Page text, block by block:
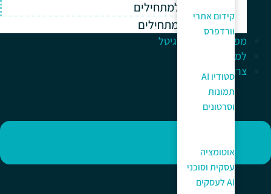
קידום אתרי
וורדפרס
סטודיו AI
תמונות
וסרטונים
אוטומציה
עסקית וסוכני
AI לעסקים
וורדפרס למתחילים
ווקומרס למתחילים
מפתח לעולם הדיגיטל
למה כאן?
צרו קשר